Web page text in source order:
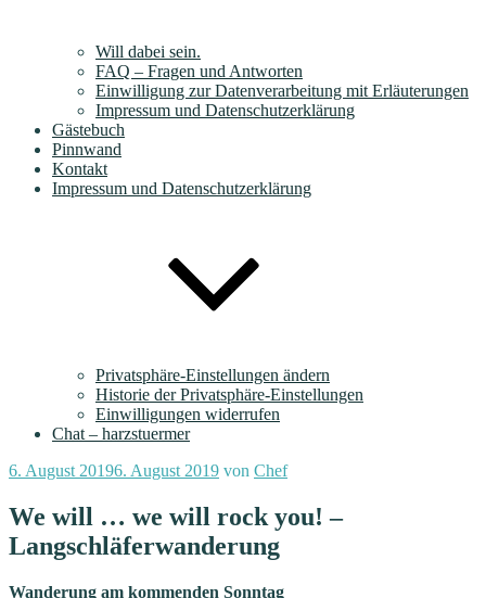
Will dabei sein.
FAQ – Fragen und Antworten
Einwilligung zur Datenverarbeitung mit Erläuterungen
Impressum und Datenschutzerklärung
Gästebuch
Pinnwand
Kontakt
Impressum und Datenschutzerklärung
Privatsphäre-Einstellungen ändern
Historie der Privatsphäre-Einstellungen
Einwilligungen widerrufen
Chat – harzstuermer
Veröffentlicht
6. August 20196. August 2019 von Chef
We will … we will rock you! –
Langschläferwanderung
Wanderung am kommenden Sonntag